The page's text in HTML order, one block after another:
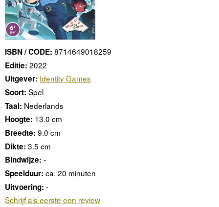
ISBN / CODE: 8714649018259
Editie: 2022
Uitgever: Identity Games
Soort: Spel
Taal: Nederlands
Hoogte: 13.0 cm
Breedte: 9.0 cm
Dikte: 3.5 cm
Bindwijze: -
Speelduur: ca. 20 minuten
Uitvoering: -
Schrijf als eerste een review